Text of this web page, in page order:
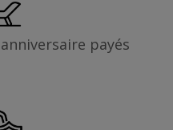
payés